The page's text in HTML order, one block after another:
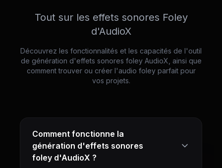
Tout sur les effets sonores Foley
d'AudioX
Découvrez les fonctionnalités et les capacités de l'outil
de génération d'effets sonores foley AudioX, ainsi que
comment trouver ou créer l'audio foley parfait pour
vos projets.
Comment fonctionne la
génération d'effets sonores
foley d'AudioX ?